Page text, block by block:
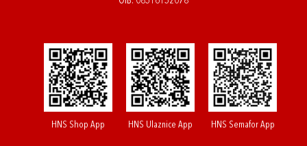
HNS Shop App HNS Ulaznice App HNS Semafor App